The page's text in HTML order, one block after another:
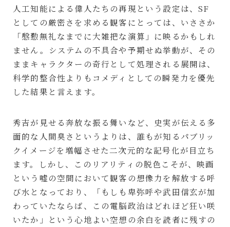
人工知能による偉人たちの再現という設定は、SF
としての厳密さを求める観客にとっては、いささか
「慇懃無礼なまでに大雑把な演算」に映るかもしれ
ません。システムの不具合や予期せぬ挙動が、その
ままキャラクターの奇行として処理される展開は、
科学的整合性よりもコメディとしての瞬発力を優先
した結果と言えます。
秀吉が見せる奔放な振る舞いなど、史実が伝える多
面的な人間臭さというよりは、誰もが知るパブリッ
クイメージを増幅させた二次元的な記号化が目立ち
ます。しかし、このリアリティの脱色こそが、映画
という嘘の空間において観客の想像力を解放する呼
び水となっており、「もしも卑弥呼や武田信玄が加
わっていたならば、この電脳政治はどれほど狂い咲
いたか」という心地よい空想の余白を読者に残すの